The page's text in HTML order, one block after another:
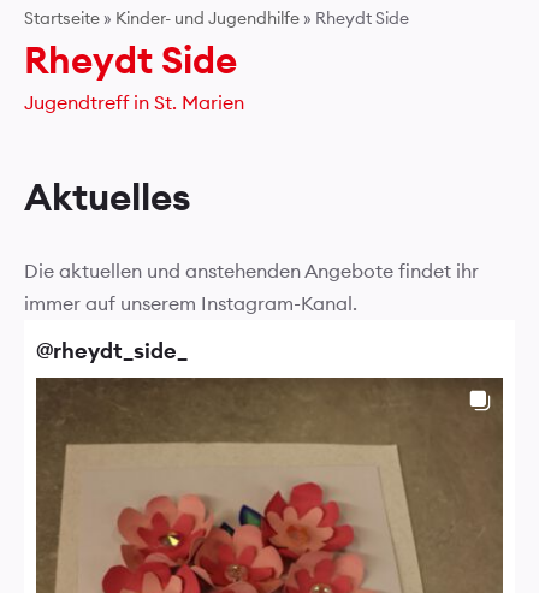
Startseite » Kinder- und Jugendhilfe » Rheydt Side
Rheydt Side
Jugendtreff in St. Marien
Aktuelles
Die aktuellen und anstehenden Angebote findet ihr
immer auf unserem Instagram-Kanal.
@rheydt_side_